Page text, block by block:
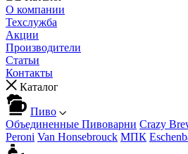
О компании
Техслужба
Акции
Производители
Статьи
Контакты
Каталог
Пиво
Объединенные Пивоварни Crazy
Peroni Van Honsebrouck МПК